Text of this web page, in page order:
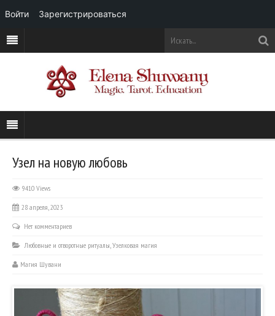
Узел на новую любовь
9410 Views
28 апреля, 2023
Нет комментариев
Любовные и отворотные ритуалы,Узелковая магия
Магия Шувани
Войти Зарегистрироваться